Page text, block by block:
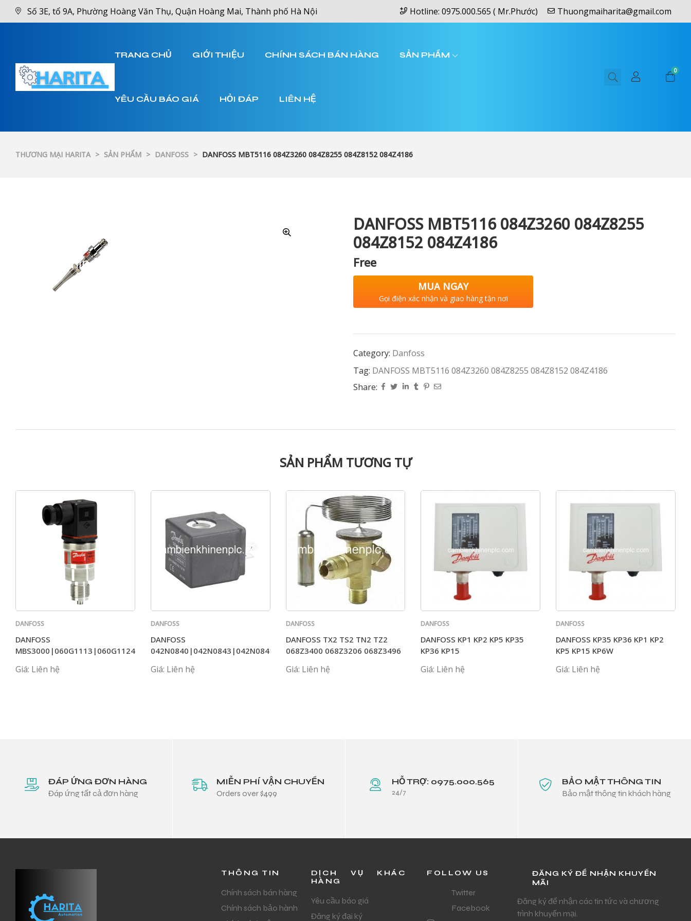
Số 3E, tổ 9A, Phường Hoàng Văn Thụ, Quận Hoàng Mai, Thành phố Hà Nội Hotline: 0975.000.565 ( Mr.Phước) Thuongmaiharita@gmail.com
TRANG CHỦ GIỚI THIỆU CHÍNH SÁCH BÁN HÀNG SẢN PHẨM
YÊU CẦU BÁO GIÁ HỎI ĐÁP LIÊN HỆ
0
THƯƠNG MẠI HARITA > SẢN PHẨM > DANFOSS > DANFOSS MBT5116 084Z3260 084Z8255 084Z8152 084Z4186
DANFOSS MBT5116 084Z3260 084Z8255
084Z8152 084Z4186
Free
MUA NGAY
Gọi điện xác nhận và giao hàng tận nơi
Category: Danfoss
Tag: DANFOSS MBT5116 084Z3260 084Z8255 084Z8152 084Z4186
Share:
SẢN PHẨM TƯƠNG TỰ
DANFOSS
DANFOSS
MBS3000|060G1113|060G1124|060G1430|060G1125|060G1133
Giá: Liên hệ
DANFOSS
DANFOSS
042N0840|042N0843|042N0841|042N0842
Giá: Liên hệ
DANFOSS
DANFOSS TX2 TS2 TN2 TZ2
068Z3400 068Z3206 068Z3496
Giá: Liên hệ
DANFOSS
DANFOSS KP1 KP2 KP5 KP35
KP36 KP15
Giá: Liên hệ
DANFOSS
DANFOSS KP35 KP36 KP1 KP2
KP5 KP15 KP6W
Giá: Liên hệ
ĐÁP ỨNG ĐƠN HÀNG
Đáp ứng tất cả đơn hàng
MIỄN PHÍ VẬN CHUYỂN
Orders over $499
HỖ TRỢ: 0975.000.565
24/7
BẢO MẬT THÔNG TIN
Bảo mật thông tin khách hàng
THÔNG TIN
Chính sách bán hàng
Chính sách bảo hành
DỊCH VỤ KHÁC
HÀNG
Yêu cầu báo giá
Đăng ký đại ký
FOLLOW US
Twitter
Facebook
ĐĂNG KÝ ĐỂ NHẬN KHUYẾN
MÃI
Đăng ký để nhận các tin tức và chương
trình khuyến mại.